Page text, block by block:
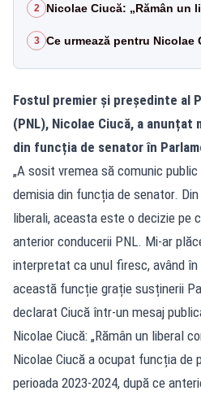
2 Nicolae Ciucă: „Rămân un
3 Ce urmează pentru Nicolae
Fostul premier și președinte al
(PNL), Nicolae Ciucă, a anunțat
din funcția de senator în
„A sosit vremea să comunic
demisia din funcția de senator.
liberali, aceasta este o decizie pe
anterior conducerii PNL. Mi-ar
interpretat ca unul firesc, având în
această funcție grație susținerii
declarat Ciucă într-un mesaj
Nicolae Ciucă: „Rămân un liberal
Nicolae Ciucă a ocupat funcția de
perioada 2023-2024, după ce